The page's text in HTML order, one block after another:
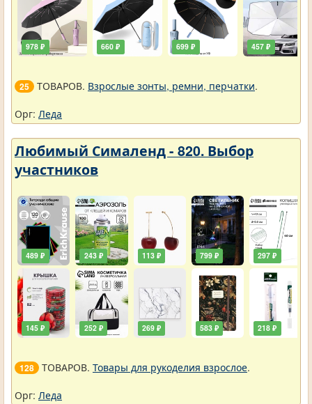
978 ₽ 660 ₽ 699 ₽ 457 ₽
25 ТОВАРОВ. Взрослые зонты, ремни, перчатки.
Орг: Леда
Любимый Сималенд - 820. Выбор
участников
489 ₽
145 ₽
243 ₽
252 ₽
113 ₽
269 ₽
799 ₽
583 ₽
297 ₽
218 ₽
128 ТОВАРОВ. Товары для рукоделия взрослое.
Орг: Леда